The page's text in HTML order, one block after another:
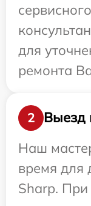
для
ремонта
2
Выезд
Наш
время для
Sharp. При